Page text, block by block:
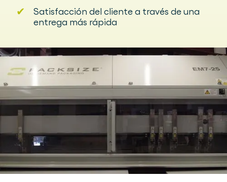
✔
Satisfacción del cliente a través de una
entrega más rápida